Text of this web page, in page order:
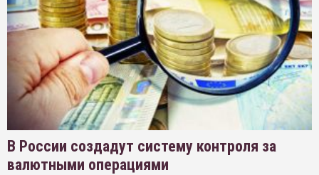
В России создадут систему контроля за
валютными операциями